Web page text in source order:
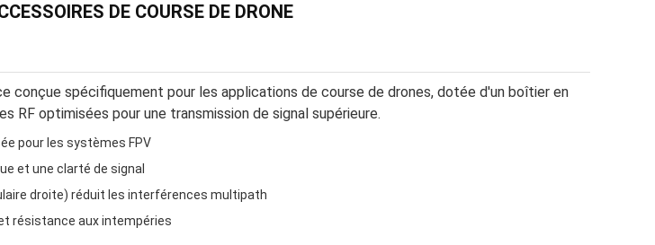
DE COURSE DE DRONE
conçue spécifiquement pour les applications de course de drones, dotée d'un boîtier en
RF optimisées pour une transmission de signal supérieure.
pour les systèmes FPV
et une clarté de signal
droite) réduit les interférences multipath
résistance aux intempéries